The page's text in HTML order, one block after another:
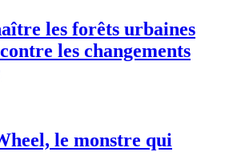
les forêts urbaines
les changements
le monstre qui